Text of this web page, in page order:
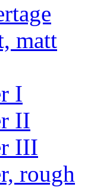
matt
I
II
III
rough